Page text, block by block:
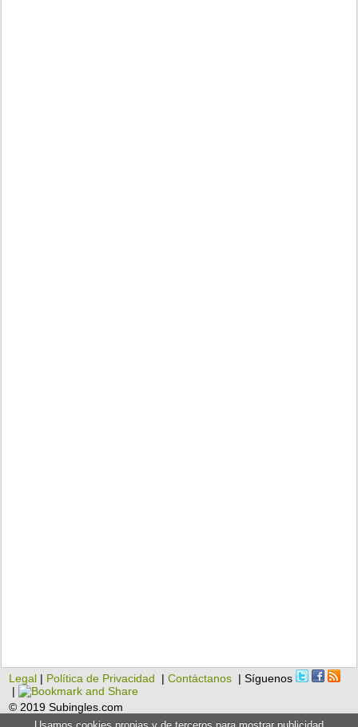
Legal | Política de Privacidad |Contáctanos | Síguenos
|
© 2019 Subingles.com
Usamos cookies propias y de terceros para mostrar publicidad